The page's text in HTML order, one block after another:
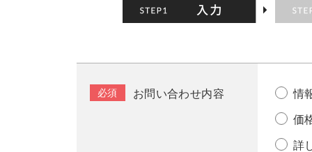
必須 お問い合わせ内容 情
価
詳